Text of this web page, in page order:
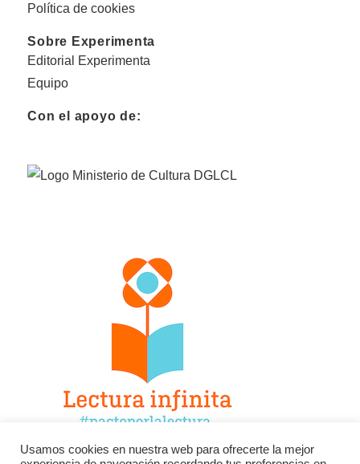
Política de cookies
Sobre Experimenta
Editorial Experimenta
Equipo
Con el apoyo de:
Usamos cookies en nuestra web para ofrecerte la mejor